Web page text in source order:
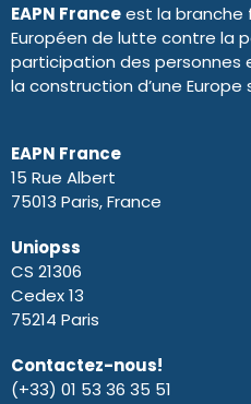
EAPN Franceest la branche
Européen de lutte contre la
participation des
la construction d’une Europe
EAPN France
15 Rue Albert
75013 Paris, France
Uniopss
CS 21306
Cedex 13
75214 Paris
Contactez-nous!
(+33) 01 53 36 35 51